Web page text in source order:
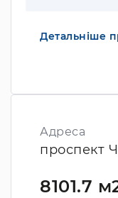
Детальніше
Адреса
проспект
8101.7